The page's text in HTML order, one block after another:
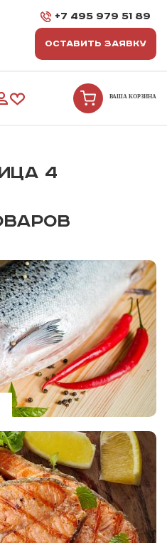
+7 495 979 51 89
ОСТАВИТЬ ЗАЯВКУ
ВАША КОРЗИНА
4